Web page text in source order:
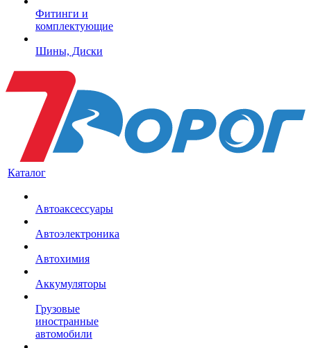
Фитинги и
комплектующие
Шины, Диски
Каталог
Автоаксессуары
Автоэлектроника
Автохимия
Аккумуляторы
Грузовые
иностранные
автомобили